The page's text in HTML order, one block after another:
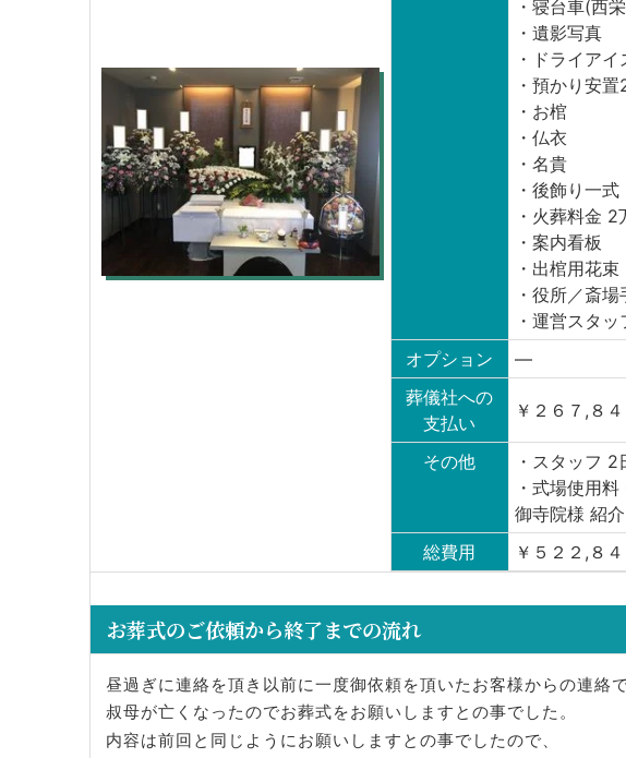
・寝台車(西
・遺影写真
・ドライア
・預かり安
・お棺
・仏衣
・名貴
・後飾り一式
・火葬料金 2
・案内看板
・出棺用花束
・役所／斎場
・運営スタッ
オプション
—
葬儀社への
支払い
￥２６７,８４
その他
・スタッフ
・式場使用
御寺院様 紹
総費用
￥５２２,８４
お葬式のご依頼から終了までの流れ
昼過ぎに連絡を頂き以前に一度御依頼を頂いたお客様からの連絡で
叔母が亡くなったのでお葬式をお願いしますとの事でした。
内容は前回と同じようにお願いしますとの事でしたので、